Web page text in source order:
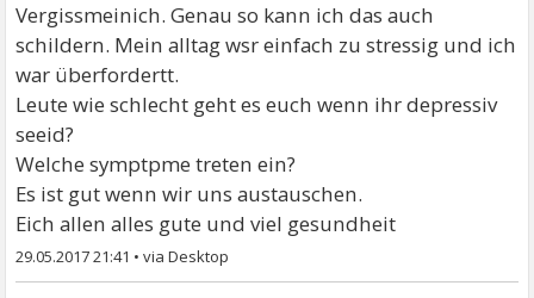
Vergissmeinich. Genau so kann ich das auch
schildern. Mein alltag wsr einfach zu stressig und ich
war überfordertt.
Leute wie schlecht geht es euch wenn ihr depressiv
seeid?
Welche symptpme treten ein?
Es ist gut wenn wir uns austauschen.
Eich allen alles gute und viel gesundheit
29.05.2017 21:41 •